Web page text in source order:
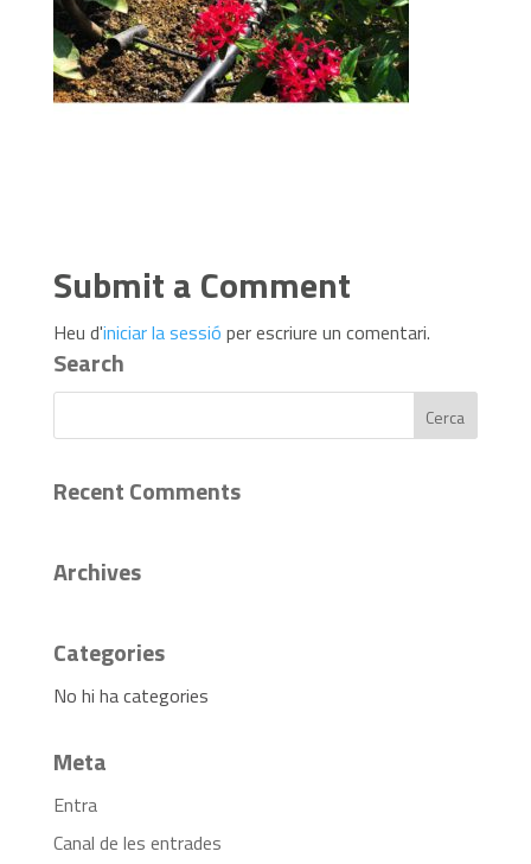
Submit a Comment
Heu d'iniciar la sessió per escriure un comentari.
Search
Recent Comments
Archives
Categories
No hi ha categories
Meta
Entra
Canal de les entrades